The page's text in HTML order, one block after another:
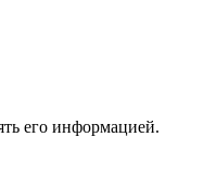
его информацией.